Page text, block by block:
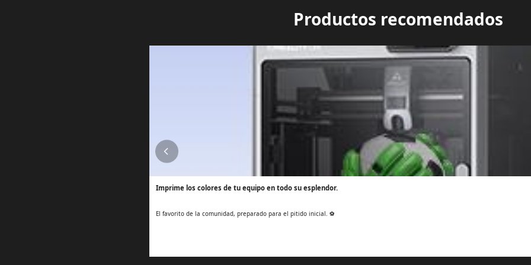
Productos recomendados
Imprime los colores de tu equipo en todo su esplendor.
El favorito de la comunidad, preparado para el pitido inicial. ⚽